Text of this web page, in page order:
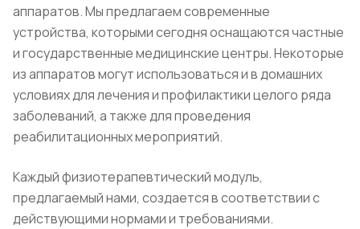
аппаратов. Мы предлагаем современные
устройства, которыми сегодня оснащаются частные
и государственные медицинские центры. Некоторые
из аппаратов могут использоваться и в домашних
условиях для лечения и профилактики целого ряда
заболеваний, а также для проведения
реабилитационных мероприятий.
Каждый физиотерапевтический модуль,
предлагаемый нами, создается в соответствии с
действующими нормами и требованиями.